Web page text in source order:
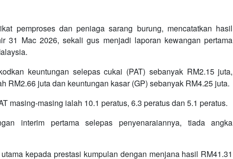
pemproses dan peniaga sarang burung, mencatatkan hasil
31 Mac 2026, sekali gus menjadi laporan kewangan pertama
keuntungan selepas cukai (PAT) sebanyak RM2.15 juta,
RM2.66 juta dan keuntungan kasar (GP) sebanyak RM4.25 juta.
masing-masing ialah 10.1 peratus, 6.3 peratus dan 5.1 peratus.
interim pertama selepas penyenaraiannya, tiada angka
kepada prestasi kumpulan dengan menjana hasil RM41.31